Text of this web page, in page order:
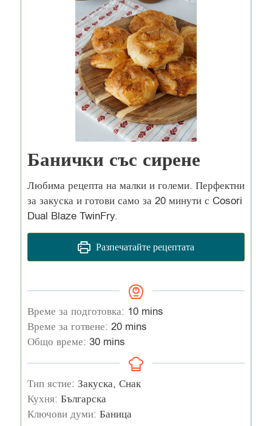
Банички със сирене
Любима рецепта на малки и големи. Перфектни
за закуска и готови само за 20 минути с Cosori
Dual Blaze TwinFry.
Разпечатайте рецептата
Време за подготовка: 10 mins
Време за готвене: 20 mins
Общо време: 30 mins
Тип ястие: Закуска, Снак
Кухня: Българска
Ключови думи: Баница